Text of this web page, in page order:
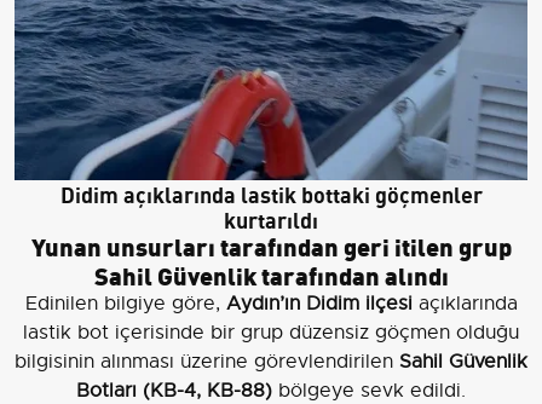
Didim açıklarında lastik bottaki göçmenler
kurtarıldı
Yunan unsurları tarafından geri itilen grup
Sahil Güvenlik tarafından alındı
Edinilen bilgiye göre, Aydın’ın Didim ilçesiaçıklarında
lastik bot içerisinde bir grup düzensiz göçmen olduğu
bilgisinin alınması üzerine görevlendirilen Sahil Güvenlik
Botları (KB-4, KB-88) bölgeye sevk edildi.